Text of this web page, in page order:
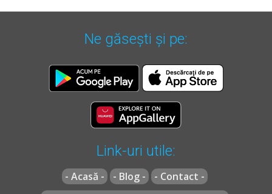
Ne găsești și pe:
Link-uri utile:
- Acasă - - Blog -
- Contact -